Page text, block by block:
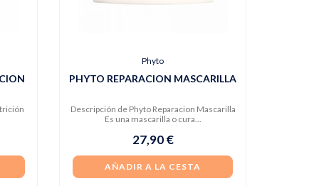
Phyto
PHYTO REPARACION MASCARILLA
Descripción de Phyto Reparacion Mascarilla
Es una mascarilla o cura...
27,90 €
AÑADIR A LA CESTA